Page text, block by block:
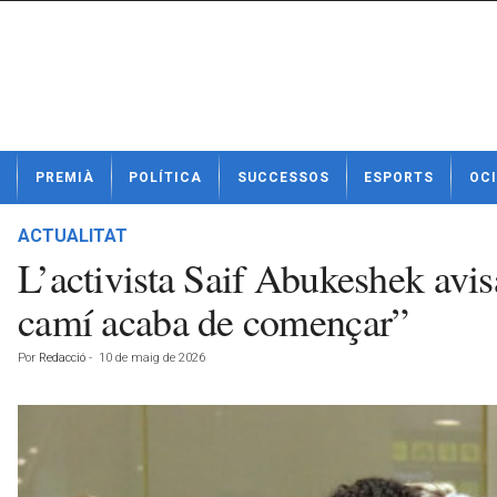
t
PREMIÀ POLÍTICA SUCCESSOS ESPORTS OCI
ACTUALITAT
L’activista Saif Abukeshek
camí acaba de començar”
Por Redacció - 10 de maig de 2026